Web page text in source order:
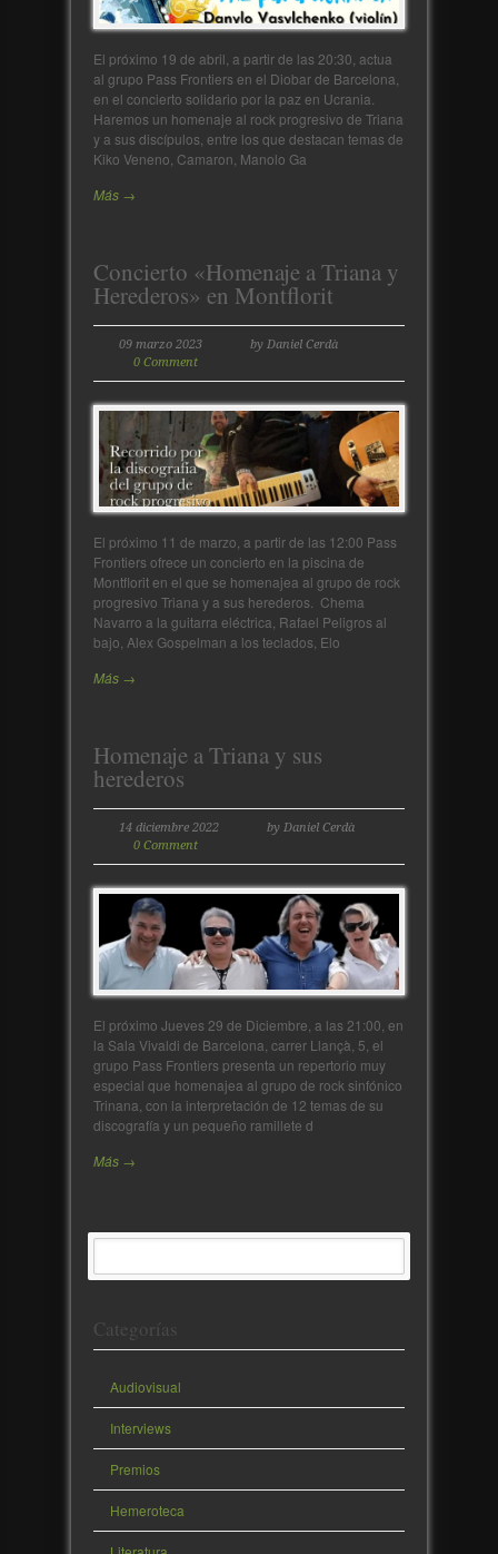
El próximo 19 de abril, a partir de las 20:30, actua
al grupo Pass Frontiers en el Diobar de Barcelona,
en el concierto solidario por la paz en Ucrania.
Haremos un homenaje al rock progresivo de Triana
y a sus discípulos, entre los que destacan temas de
Kiko Veneno, Camaron, Manolo Ga
Más →
Concierto «Homenaje a Triana y
Herederos» en Montflorit
09 marzo 2023
by Daniel Cerdà
0 Comment
El próximo 11 de marzo, a partir de las 12:00 Pass
Frontiers ofrece un concierto en la piscina de
Montflorit en el que se homenajea al grupo de rock
progresivo Triana y a sus herederos. Chema
Navarro a la guitarra eléctrica, Rafael Peligros al
bajo, Alex Gospelman a los teclados, Elo
Más →
Homenaje a Triana y sus
herederos
14 diciembre 2022
by Daniel Cerdà
0 Comment
El próximo Jueves 29 de Diciembre, a las 21:00, en
la Sala Vivaldi de Barcelona, carrer Llançà, 5, el
grupo Pass Frontiers presenta un repertorio muy
especial que homenajea al grupo de rock sinfónico
Trinana, con la interpretación de 12 temas de su
discografía y un pequeño ramillete d
Más →
Categorías
Audiovisual
Interviews
Premios
Hemeroteca